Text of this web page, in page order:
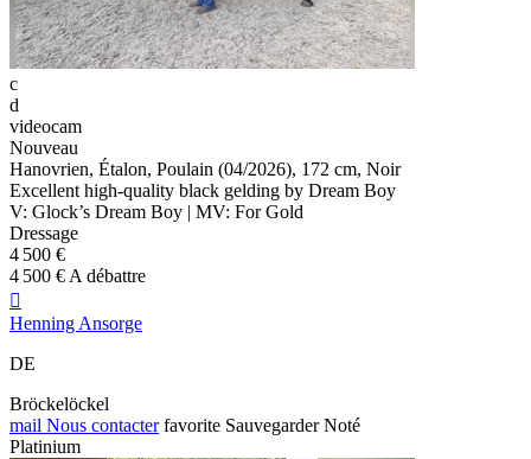
c
d
videocam
Nouveau
Hanovrien, Étalon, Poulain (04/2026), 172 cm, Noir
Excellent high-quality black gelding by Dream Boy
V: Glock’s Dream Boy | MV: For Gold
Dressage
4 500 €
4 500 € A débattre

Henning Ansorge
DE
Bröckelöckel
mail Nous contacter favorite Sauvegarder Noté
Platinium